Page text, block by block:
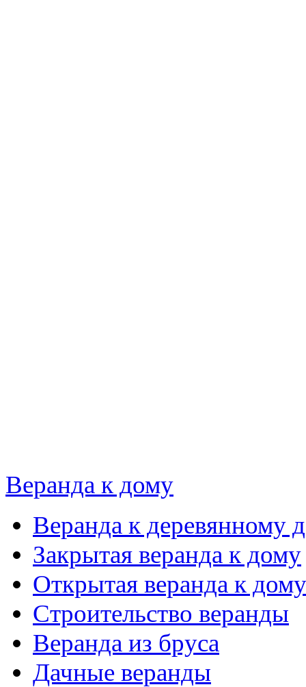
Веранда к дому
Веранда к деревянному
Закрытая веранда к дому
Открытая веранда к дому
Строительство веранды
Веранда из бруса
Дачные веранды